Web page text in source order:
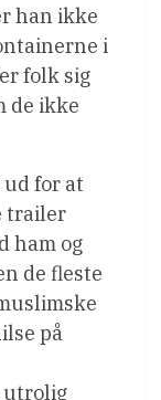
han ikke
i
folk sig
de ikke
ud for at
trailer
ham og
de fleste
på
utrolig